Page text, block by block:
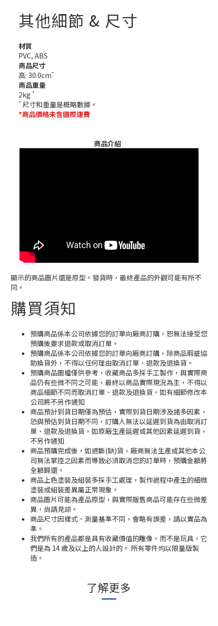
其他細節 & 尺寸
材質
PVC, ABS
商品尺寸
高: 30.0cm*
商品重量
2kg *
* 尺寸和重量是概略數據。
*商品價格未含國際運費
商品介紹
顯示的商品圖片還是原型。發貨時，最終產品的外觀可能有所不
同。
購買須知
預購商品係本公司依據您的訂單向廠商訂購，恕無法接受您
預購後要求退款或取消訂單。
預購商品係本公司依據您的訂單向廠商訂購，除商品瑕疵協
助換貨外，不得以任何理由取消訂單、退款及退換貨。
預購商品圖檔僅供參考，收藏商品多採手工製作，與實際商
品仍有些微不同之可能，最終以商品實際現況為主，不得以
商品細節不同而取消訂單、退款及退換貨，如有細節修改本
公司將不另作通知
商品預計到貨日期僅為預估，實際到貨日期涉及諸多因素，
恐與預估到貨日期不同，訂購人無法以延遲到貨為由取消訂
單、退款及退換貨，如原廠生產延遲或其他因素延遲到貨，
不另作通知
商品預購完成後，如遇斷(缺)貨，廠商無法生產或其他本公
司無法掌控之因素而導致必須取消您的訂單時，預購金額將
全額歸還。
商品上色塗裝及組裝多採手工處理，製作過程中產生的細微
塗裝或組裝差異屬正常現象。
商品圖片可能為產品原型，與實際販售商品可能存在些微差
異，尚請見諒。
商品尺寸因樣式、測量基準不同，會略有誤差，請以實品為
準。
我們所有的產品都是具有收藏價值的雕像，而不是玩具，它
們是為 14 歲及以上的人設計的。 所有零件均以限量版製
造。
了解更多